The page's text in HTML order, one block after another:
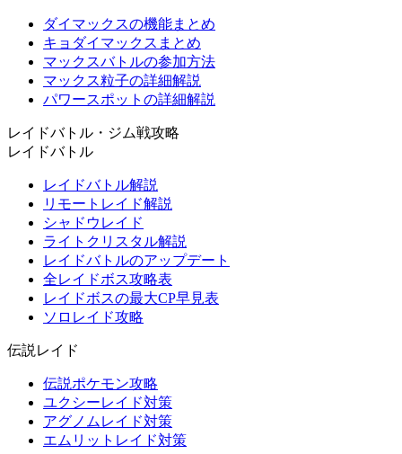
ダイマックスの機能まとめ
キョダイマックスまとめ
マックスバトルの参加方法
マックス粒子の詳細解説
パワースポットの詳細解説
レイドバトル・ジム戦攻略
レイドバトル
レイドバトル解説
リモートレイド解説
シャドウレイド
ライトクリスタル解説
レイドバトルのアップデート
全レイドボス攻略表
レイドボスの最大CP早見表
ソロレイド攻略
伝説レイド
伝説ポケモン攻略
ユクシーレイド対策
アグノムレイド対策
エムリットレイド対策